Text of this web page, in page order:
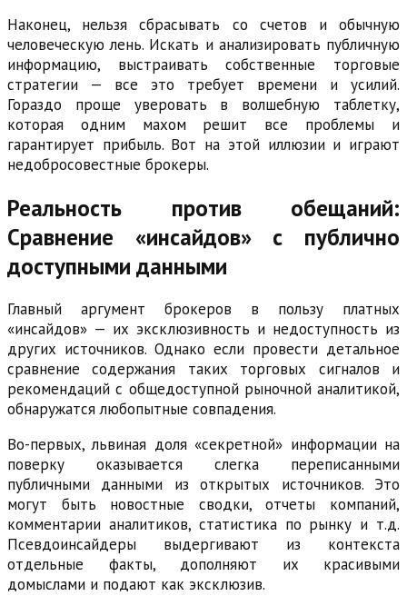
Наконец, нельзя сбрасывать со счетов и обычную
человеческую лень. Искать и анализировать публичную
информацию, выстраивать собственные торговые
стратегии — все это требует времени и усилий.
Гораздо проще уверовать в волшебную таблетку,
которая одним махом решит все проблемы и
гарантирует прибыль. Вот на этой иллюзии и играют
недобросовестные брокеры.
Реальность против обещаний:
Сравнение «инсайдов» с публично
доступными данными
Главный аргумент брокеров в пользу платных
«инсайдов» — их эксклюзивность и недоступность из
других источников. Однако если провести детальное
сравнение содержания таких торговых сигналов и
рекомендаций с общедоступной рыночной аналитикой,
обнаружатся любопытные совпадения.
Во-первых, львиная доля «секретной» информации на
поверку оказывается слегка переписанными
публичными данными из открытых источников. Это
могут быть новостные сводки, отчеты компаний,
комментарии аналитиков, статистика по рынку и т.д.
Псевдоинсайдеры выдергивают из контекста
отдельные факты, дополняют их красивыми
домыслами и подают как эксклюзив.